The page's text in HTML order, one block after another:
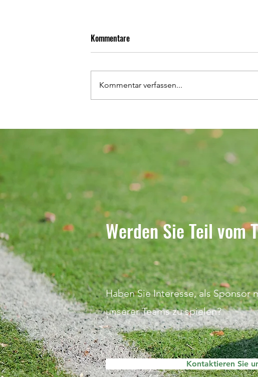
Nachwuchsmannschaften
Kommentare
Kommentar verfassen...
Werden Sie Teil vom
Haben Sie Interesse, als
unserer Teams zu spielen?
Kontaktieren Sie